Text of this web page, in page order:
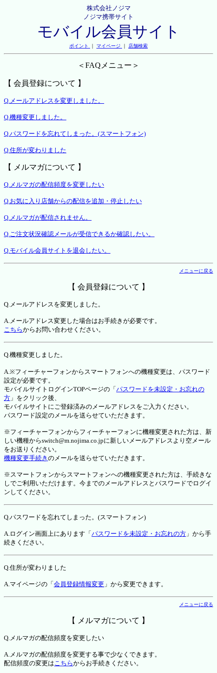
株式会社ノジマ
ノジマ携帯サイト
モバイル会員サイト
ポイント ｜ マイページ ｜ 店舗検索
＜FAQメニュー＞
【 会員登録について 】
Q.メールアドレスを変更しました。
Q.機種変更しました。
Q.パスワードを忘れてしまった。(スマートフォン)
Q.住所が変わりました
【 メルマガについて 】
Q.メルマガの配信頻度を変更したい
Q.お気に入り店舗からの配信を追加・停止したい
Q.メルマガが配信されません。
Q.ご注文状況確認メールが受信できるか確認したい。
Q.モバイル会員サイトを退会したい。
メニューに戻る
【 会員登録について 】
Q.メールアドレスを変更しました。
A.メールアドレス変更した場合はお手続きが必要です。
こちらからお問い合わせください。
Q.機種変更しました。
A.※フィーチャーフォンからスマートフォンへの機種変更は、パスワード
設定が必要です。
モバイルサイトログインTOPページの「 パスワードを未設定・お忘れの
方 」をクリック後、
モバイルサイトにご登録済みのメールアドレスをご入力ください。
パスワード設定のメールを送らせていただきます。
※フィーチャーフォンからフィーチャーフォンに機種変更された方は、新
しい機種からswitch@m.nojima.co.jpに新しいメールアドレスより空メール
をお送りください。
機種変更手続き のメールを送らせていただきます。
※スマートフォンからスマートフォンへの機種変更された方は、手続きな
しでご利用いただけます。今までのメールアドレスとパスワードでログイ
ンしてください。
Q.パスワードを忘れてしまった。(スマートフォン)
A.ログイン画面上にあります「 パスワードを未設定・お忘れの方 」から手
続きください。
Q.住所が変わりました
A.マイページの「 会員登録情報変更 」から変更できます。
メニューに戻る
【 メルマガについて 】
Q.メルマガの配信頻度を変更したい
A.メルマガの配信頻度を変更する事で少なくできます。
配信頻度の変更はこちらからお手続きください。